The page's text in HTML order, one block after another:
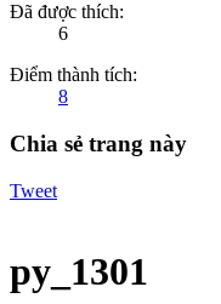
Đã được thích:
6
Điểm thành tích:
8
Chia sẻ trang này
Tweet
py_1301